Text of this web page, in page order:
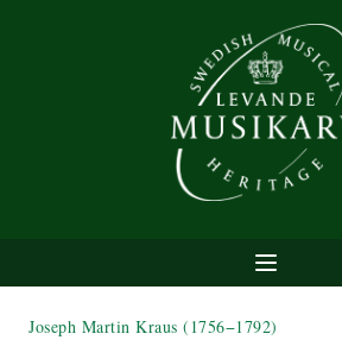
Joseph Martin Kraus (1756−1792)